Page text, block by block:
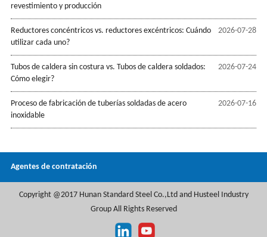
revestimiento y producción
2026-07-28
Reductores concéntricos vs. reductores excéntricos: Cuándo
utilizar cada uno?
2026-07-24
Tubos de caldera sin costura vs. Tubos de caldera soldados:
Cómo elegir?
2026-07-16
Proceso de fabricación de tuberías soldadas de acero
inoxidable
Agentes de contratación
Copyright @2017 Hunan Standard Steel Co.,Ltd and Husteel Industry
Group All Rights Reserved